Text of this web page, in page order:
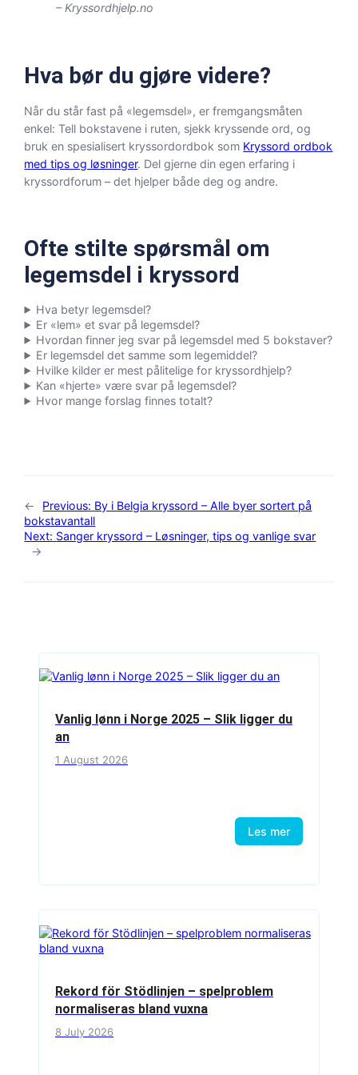
– Kryssordhjelp.no
Hva bør du gjøre videre?
Når du står fast på «legemsdel», er fremgangsmåten
enkel: Tell bokstavene i ruten, sjekk kryssende ord, og
bruk en spesialisert kryssordordbok som Kryssord ordbok
med tips og løsninger. Del gjerne din egen erfaring i
kryssordforum – det hjelper både deg og andre.
Ofte stilte spørsmål om
legemsdel i kryssord
Hva betyr legemsdel?
Er «lem» et svar på legemsdel?
Hvordan finner jeg svar på legemsdel med 5 bokstaver?
Er legemsdel det samme som legemiddel?
Hvilke kilder er mest pålitelige for kryssordhjelp?
Kan «hjerte» være svar på legemsdel?
Hvor mange forslag finnes totalt?
← Previous: By i Belgia kryssord – Alle byer sortert på
bokstavantall
Next: Sanger kryssord – Løsninger, tips og vanlige svar
→
Vanlig lønn i Norge 2025 – Slik ligger du
an
1 August 2026
Les mer
Rekord för Stödlinjen – spelproblem
normaliseras bland vuxna
8 July 2026